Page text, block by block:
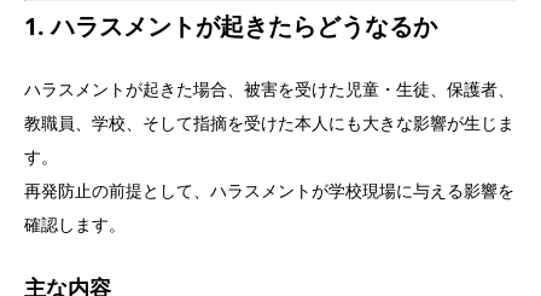
1. ハラスメントが起きたらどうなるか
ハラスメントが起きた場合、被害を受けた児童・生徒、保護者、
教職員、学校、そして指摘を受けた本人にも大きな影響が生じま
す。
再発防止の前提として、ハラスメントが学校現場に与える影響を
確認します。
主な内容